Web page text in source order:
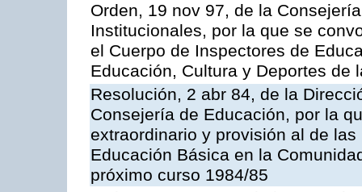
Orden, 19 nov 97, de la
Institucionales, por la que se
el Cuerpo de Inspectores de
Educación, Cultura y Deportes de
Resolución, 2 abr 84, de la
Consejería de Educación, por la
extraordinario y provisión al de
Educación Básica en la
próximo curso 1984/85